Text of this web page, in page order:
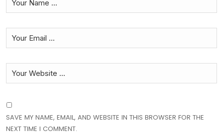
SAVE MY NAME, EMAIL, AND WEBSITE IN THIS BROWSER FOR THE
NEXT TIME I COMMENT.